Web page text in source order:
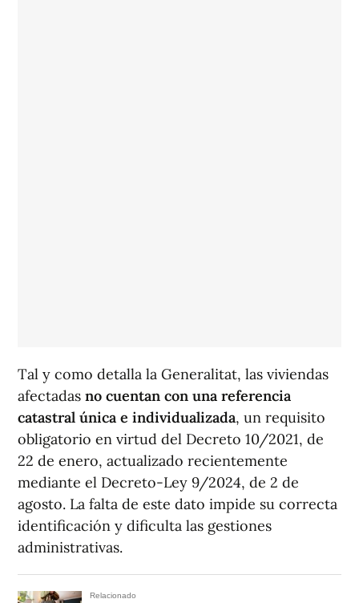
Tal y como detalla la Generalitat, las viviendas
afectadas no cuentan con una referencia
catastral única e individualizada, un requisito
obligatorio en virtud del Decreto 10/2021, de
22 de enero, actualizado recientemente
mediante el Decreto-Ley 9/2024, de 2 de
agosto. La falta de este dato impide su correcta
identificación y dificulta las gestiones
administrativas.
Relacionado